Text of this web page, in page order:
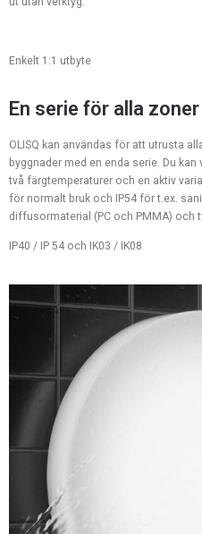
Enkelt 1:1 utbyte
En serie för alla zoner
OLISQ kan användas för att utrusta
byggnader med en enda serie. Du
två färgtemperaturer och en aktiv
för normalt bruk och IP54 för t.ex.
diffusormaterial (PC och PMMA) och
IP40 / IP 54 och IK03 / IK08